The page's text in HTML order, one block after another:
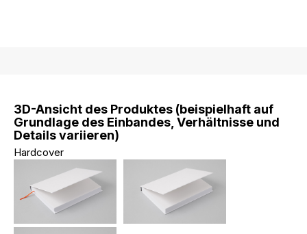
3D-Ansicht des Produktes (beispielhaft auf
Grundlage des Einbandes, Verhältnisse und
Details variieren)
Hardcover